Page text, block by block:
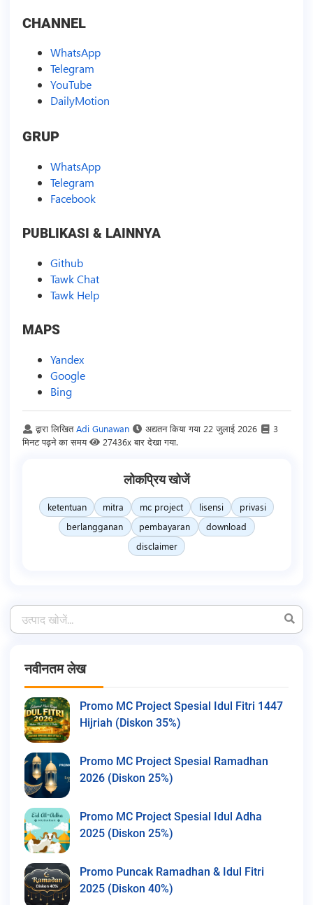
CHANNEL
WhatsApp
Telegram
YouTube
DailyMotion
GRUP
WhatsApp
Telegram
Facebook
PUBLIKASI & LAINNYA
Github
Tawk Chat
Tawk Help
MAPS
Yandex
Google
Bing
द्वारा लिखितAdi Gunawan अद्यतन किया गया 22 जुलाई 2026
3
मिनट पढ़ने का समय
27436x बार देखा गया.
लोकप्रिय खोजें
ketentuan mitra mc project lisensi
privasi
berlangganan
pembayaran
download
disclaimer
नवीनतम लेख
Promo MC Project Spesial Idul Fitri 1447
Hijriah (Diskon 35%)
Promo MC Project Spesial Ramadhan
2026 (Diskon 25%)
Promo MC Project Spesial Idul Adha
2025 (Diskon 25%)
Promo Puncak Ramadhan & Idul Fitri
2025 (Diskon 40%)